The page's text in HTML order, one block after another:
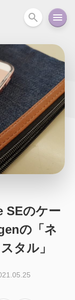
カメラ ウェアラ
メラ カメラ
コラム
器
SEのケー
の「ネ
タル」